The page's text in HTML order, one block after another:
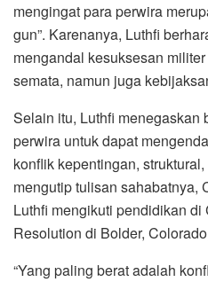
mengingat para perwira
gun”. Karenanya, Luthfi
mengandal kesuksesan
semata, namun juga
Selain itu, Luthfi menegaskan
perwira untuk dapat
konflik kepentingan,
mengutip tulisan sahabatnya,
Luthfi mengikuti pendidikan di
Resolution di Bolder,
“Yang paling berat adalah